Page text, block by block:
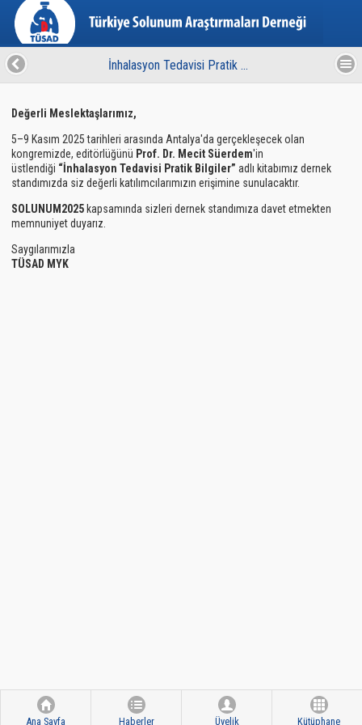
İnhalasyon Tedavisi Pratik Bilgiler Kitabımız Kongre Dernek Standımızda Sizleri Bekliyor...
Değerli Meslektaşlarımız,
5–9 Kasım 2025 tarihleri arasında Antalya'da gerçekleşecek olan
kongremizde, editörlüğünü Prof. Dr. Mecit Süerdem'in
üstlendiği “İnhalasyon Tedavisi Pratik Bilgiler” adlı kitabımız dernek
standımızda siz değerli katılımcılarımızın erişimine sunulacaktır.
SOLUNUM2025 kapsamında sizleri dernek standımıza davet etmekten
memnuniyet duyarız.
Saygılarımızla
TÜSAD MYK
Ana Sayfa Haberler Üyelik Kütüphane